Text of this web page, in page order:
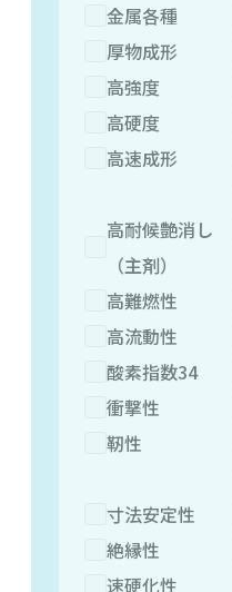
金属各種
厚物成形
高強度
高硬度
高速成形
高耐候艶消し
（主剤）
高難燃性
高流動性
酸素指数34
衝撃性
靭性
寸法安定性
絶縁性
速硬化性